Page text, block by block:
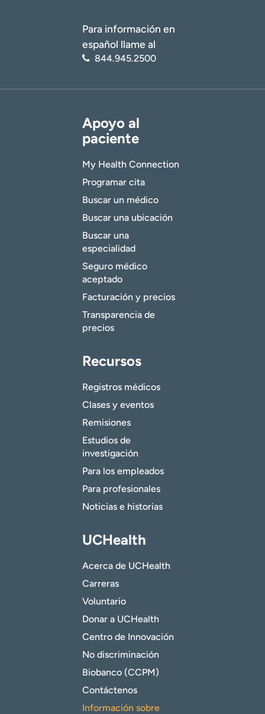
Para información en
español llame al
844.945.2500
Apoyo al
paciente
My Health Connection
Programar cita
Buscar un médico
Buscar una ubicación
Buscar una
especialidad
Seguro médico
aceptado
Facturación y precios
Transparencia de
precios
Recursos
Registros médicos
Clases y eventos
Remisiones
Estudios de
investigación
Para los empleados
Para profesionales
Noticias e historias
UCHealth
Acerca de UCHealth
Carreras
Voluntario
Donar a UCHealth
Centro de Innovación
No discriminación
Biobanco (CCPM)
Contáctenos
Información sobre